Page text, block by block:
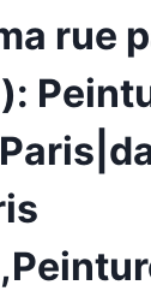
rue